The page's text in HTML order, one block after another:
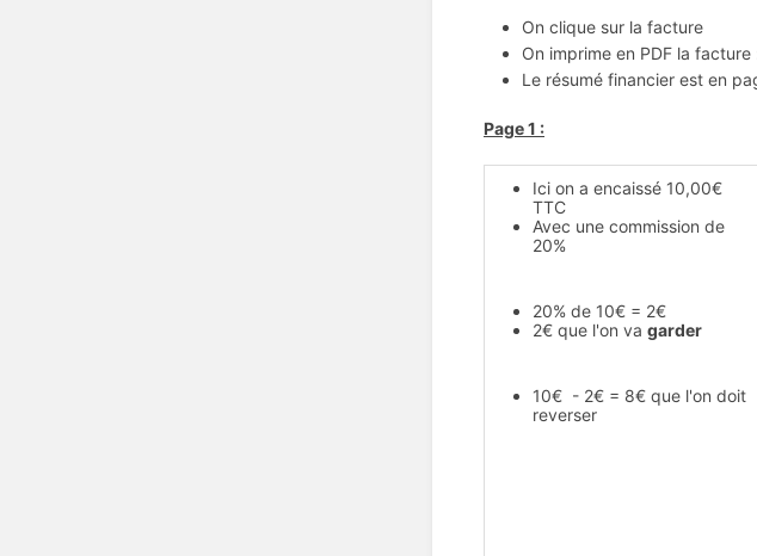
On clique sur la facture
On imprime en PDF la
Le résumé financier est en
Page 1 :
Ici on a encaissé 10,00€
TTC
Avec une commission de
20%
20% de 10€ = 2€
2€ que l'on va garder
10€ - 2€ = 8€ que l'on doit
reverser